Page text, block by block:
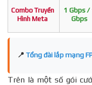
Combo Truyền
Hình Meta
1 Gbps /
Gbps
📍 Tổng đài lắp mạng
Trên là một số gói